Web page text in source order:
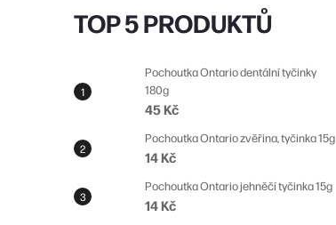
P
s
t
r
a
n
TOP 5 PRODUKTŮ
Pochoutka Ontario dentální tyčinky
180g
45 Kč
Pochoutka Ontario zvěřina, tyčinka 15g
14 Kč
Pochoutka Ontario jehněčí tyčinka 15g
14 Kč